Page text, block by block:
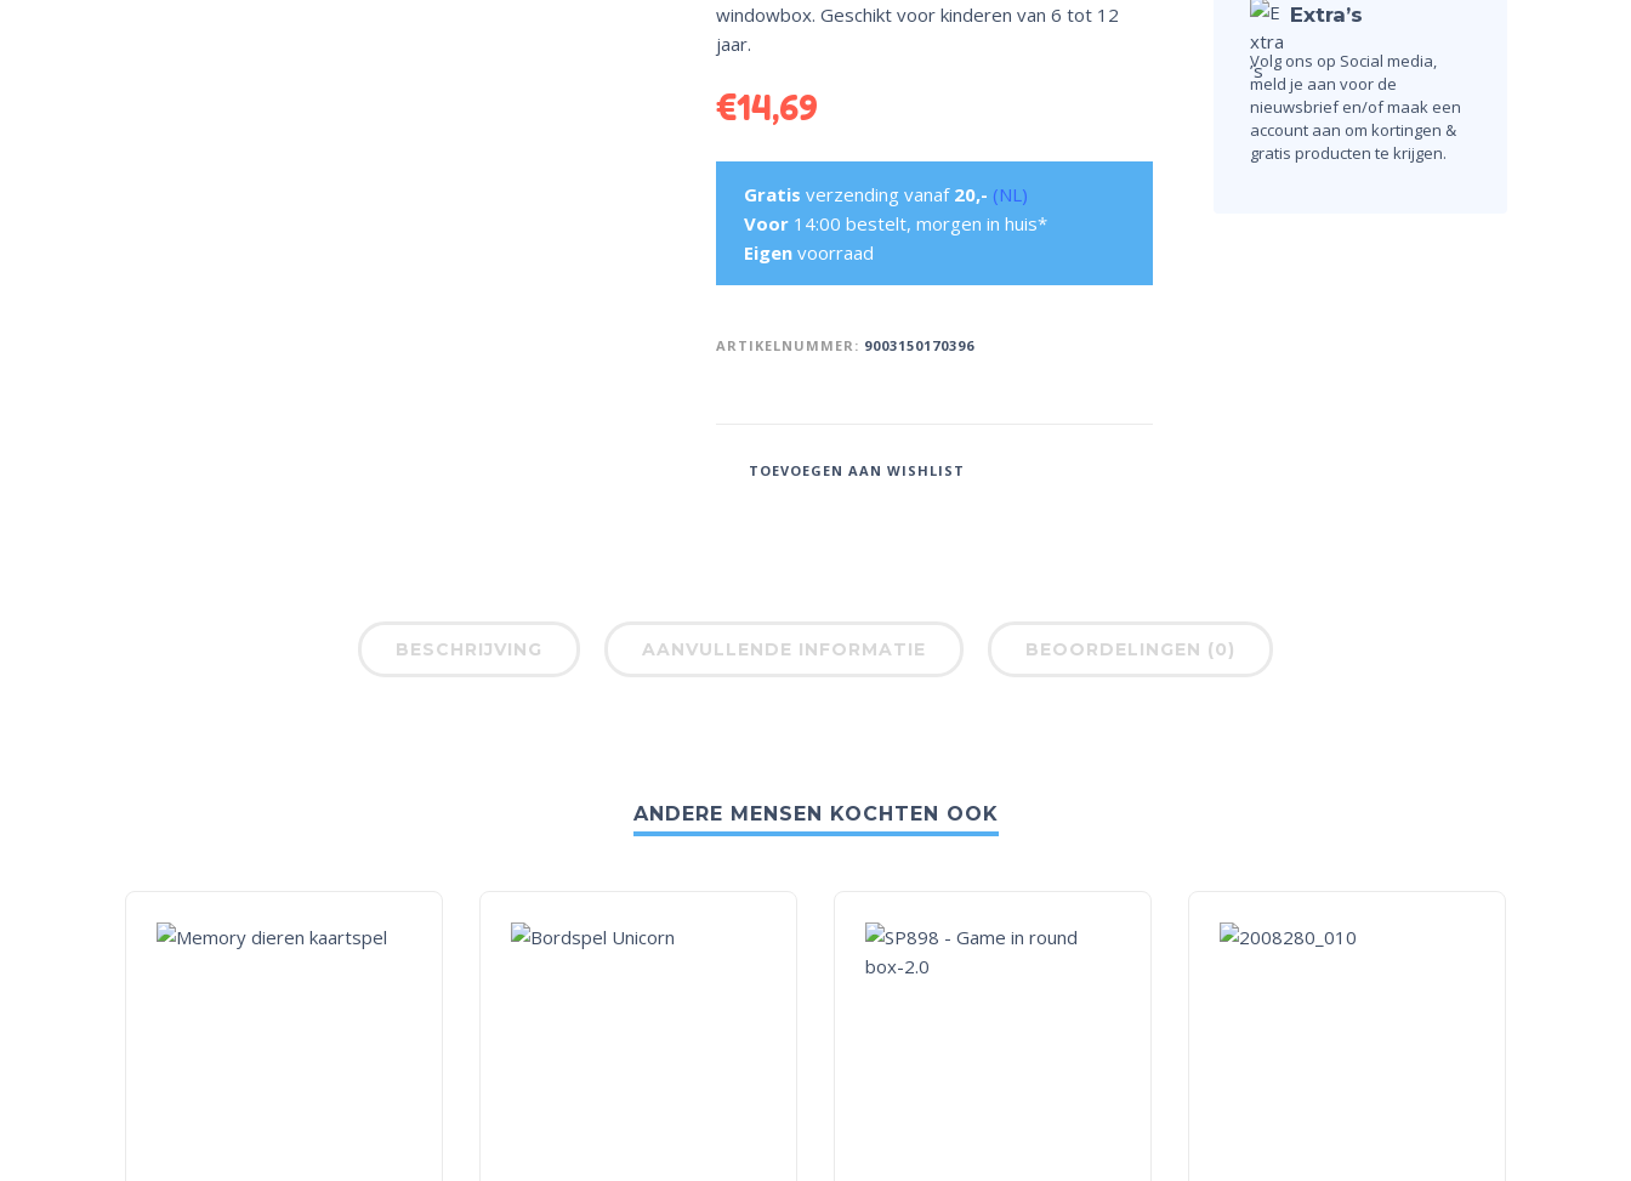
windowbox. Geschikt voor kinderen van 6 tot 12
jaar.
€14,69
Gratis verzending vanaf 20,- (NL)
Voor 14:00 bestelt, morgen in huis*
Eigen voorraad
ARTIKELNUMMER: 9003150170396
TOEVOEGEN AAN WISHLIST
Extra’s
Volg ons op Social media,
meld je aan voor de
nieuwsbrief en/of maak een
account aan om kortingen &
gratis producten te krijgen.
BESCHRIJVING AANVULLENDE INFORMATIE BEOORDELINGEN (0)
ANDERE MENSEN KOCHTEN OOK